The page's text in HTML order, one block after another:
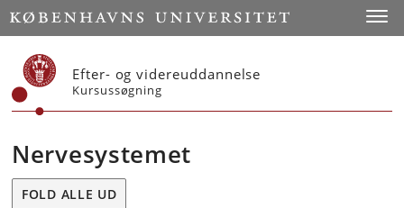
Start
Efter- og videreuddannelse
Kursussøgning
Nervesystemet
FOLD ALLE UD